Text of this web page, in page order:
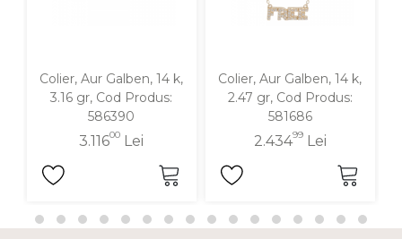
Colier, Aur Galben, 14 k,
3.16 gr, Cod Produs:
586390
3.11600 Lei
Colier, Aur Galben, 14 k,
2.47 gr, Cod Produs:
581686
2.43499Lei